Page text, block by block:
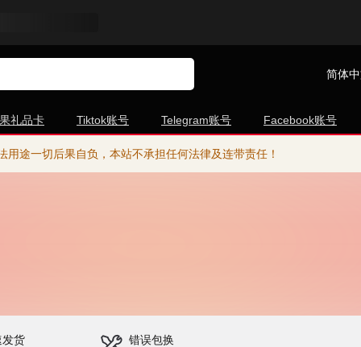
简体
礼品卡 Tiktok账号 Telegram账号 Facebook账号
途一切后果自负，本站不承担任何法律及连带责任！
发货 错误包换